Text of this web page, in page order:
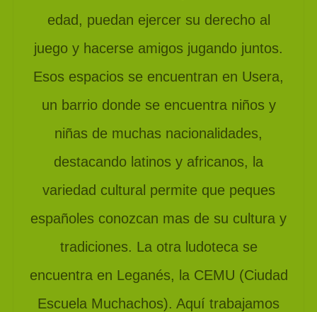
edad, puedan ejercer su derecho al
juego y hacerse amigos jugando juntos.
Esos espacios se encuentran en Usera,
un barrio donde se encuentra niños y
niñas de muchas nacionalidades,
destacando latinos y africanos, la
variedad cultural permite que peques
españoles conozcan mas de su cultura y
tradiciones. La otra ludoteca se
encuentra en Leganés, la CEMU (Ciudad
Escuela Muchachos). Aquí trabajamos